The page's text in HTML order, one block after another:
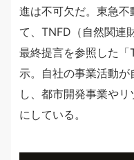
進は不可欠だ。東急
て、TNFD（自然関連
最終提言を参照した
示。自社の事業活動
し、都市開発事業や
にしている。